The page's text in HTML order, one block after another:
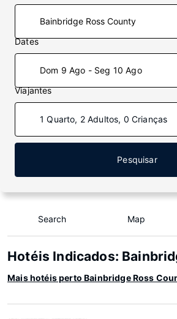
Dates
Dom 9 Ago - Seg 10 Ago
Viajantes
1 Quarto, 2 Adultos, 0 Crianças
Pesquisar
Search Map
Hotéis Indicados:
Mais hotéis perto Bainbridge Ross